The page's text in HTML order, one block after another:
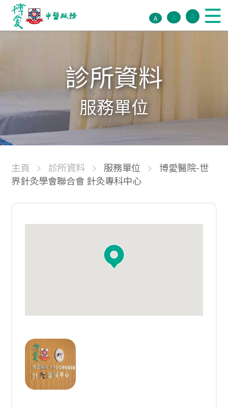
A A A
診所資料
服務單位
主頁 診所資料 服務單位
博愛醫院-世
界針灸學會聯合會 針灸專科中心